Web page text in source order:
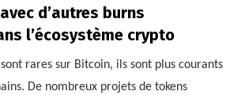
d’autres burns
l’écosystème crypto
rares sur Bitcoin, ils sont plus courants
De nombreux projets de tokens